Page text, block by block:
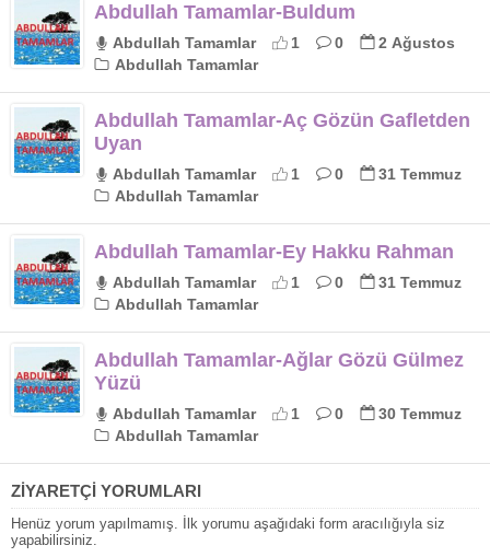
Abdullah Tamamlar-Buldum
Abdullah Tamamlar 1 0
2 Ağustos
Abdullah Tamamlar
Abdullah Tamamlar-Aç Gözün Gafletden
Uyan
Abdullah Tamamlar 1 0
31 Temmuz
Abdullah Tamamlar
Abdullah Tamamlar-Ey Hakku Rahman
Abdullah Tamamlar 1 0
31 Temmuz
Abdullah Tamamlar
Abdullah Tamamlar-Ağlar Gözü Gülmez
Yüzü
Abdullah Tamamlar 1 0
30 Temmuz
Abdullah Tamamlar
ZİYARETÇİ YORUMLARI
Henüz yorum yapılmamış. İlk yorumu aşağıdaki form aracılığıyla siz
yapabilirsiniz.